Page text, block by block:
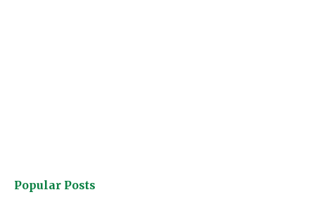
Popular Posts